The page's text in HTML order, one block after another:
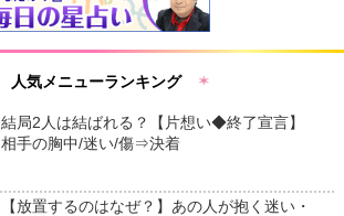
人気メニューランキング
結局2人は結ばれる？【片想い◆終了宣言】
相手の胸中/迷い/傷⇒決着
【放置するのはなぜ？】あの人が抱く迷い・